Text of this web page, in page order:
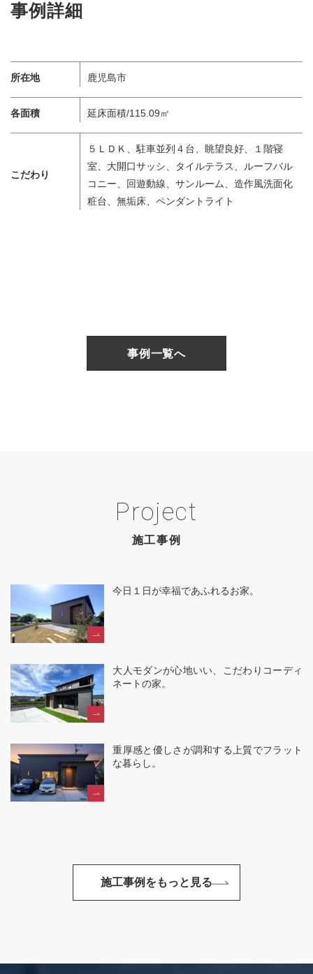
事例詳細
所在地 鹿児島市
各面積 延床面積/115.09㎡
こだわり
５ＬＤＫ、駐車並列４台、眺望良好、１階寝
室、大開口サッシ、タイルテラス、ルーフバル
コニー、回遊動線、サンルーム、造作風洗面化
粧台、無垢床、ペンダントライト
事例一覧へ
Project
施工事例
今日１日が幸福であふれるお家。
大人モダンが心地いい、こだわりコーディ
ネートの家。
重厚感と優しさが調和する上質でフラット
な暮らし。
施工事例をもっと見る